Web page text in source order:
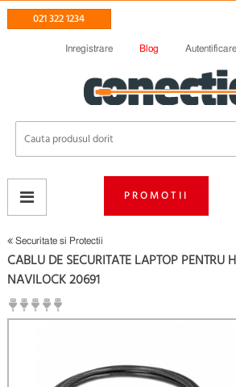
021 322 1234
Inregistrare Blog Autentificare
PROMOTII
Securitate si Protectii
CABLU DE SECURITATE LAPTOP PENTRU
NAVILOCK 20691
(